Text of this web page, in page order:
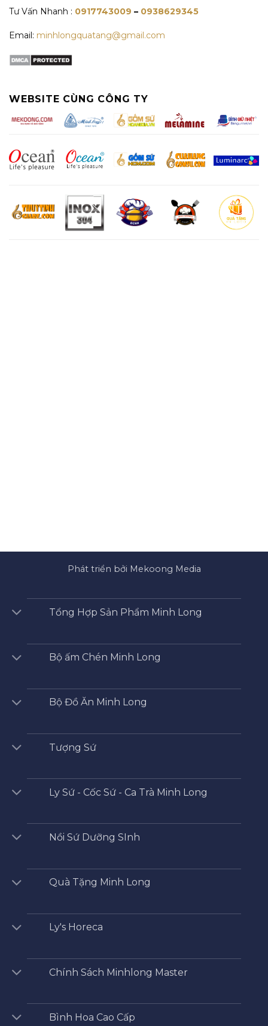
Tư Vấn Nhanh : 0917743009 – 0938629345
Email: minhlongquatang@gmail.com
WEBSITE CÙNG CÔNG TY
Phát triển bởi Mekoong Media
Tổng Hợp Sản Phẩm Minh Long
Bộ ấm Chén Minh Long
Bộ Đồ Ăn Minh Long
Tượng Sứ
Ly Sứ - Cốc Sứ - Ca Trà Minh Long
Nồi Sứ Dưỡng SInh
Quà Tặng Minh Long
Ly's Horeca
Chính Sách Minhlong Master
Bình Hoa Cao Cấp